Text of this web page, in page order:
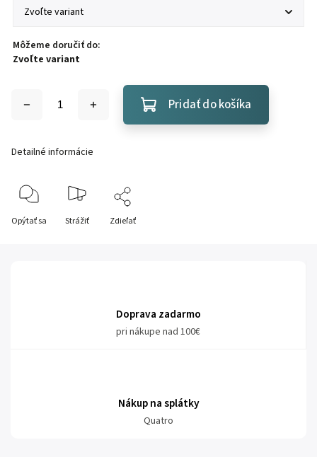
Môžeme doručiť do:
Zvoľte variant
Pridať do košíka
Detailné informácie
Opýtať sa Strážiť Zdieľať
Doprava zadarmo
pri nákupe nad 100€
Nákup na splátky
Quatro